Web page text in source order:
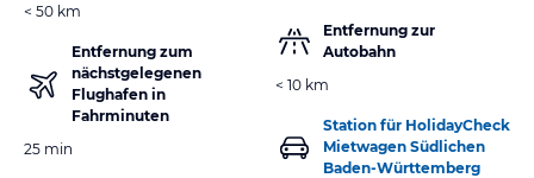
< 50 km
Entfernung zum
nächstgelegenen
Flughafen in
Fahrminuten
25 min
Entfernung zur
Autobahn
< 10 km
Station für HolidayCheck
Mietwagen Südlichen
Baden-Württemberg